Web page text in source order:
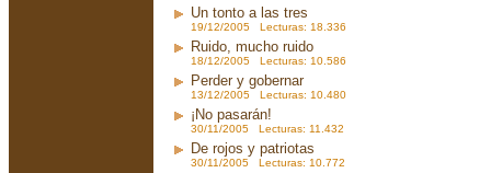
Un tonto a las tres
19/12/2005 Lecturas: 18.336
Ruido, mucho ruido
18/12/2005 Lecturas: 10.586
Perder y gobernar
13/12/2005 Lecturas: 10.480
¡No pasarán!
30/11/2005 Lecturas: 11.432
De rojos y patriotas
30/11/2005 Lecturas: 10.772